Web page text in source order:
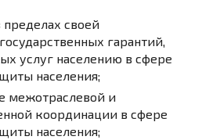
пределах своей
гарантий,
услуг населению в сфере
населения;
межотраслевой и
координации в сфере
населения;